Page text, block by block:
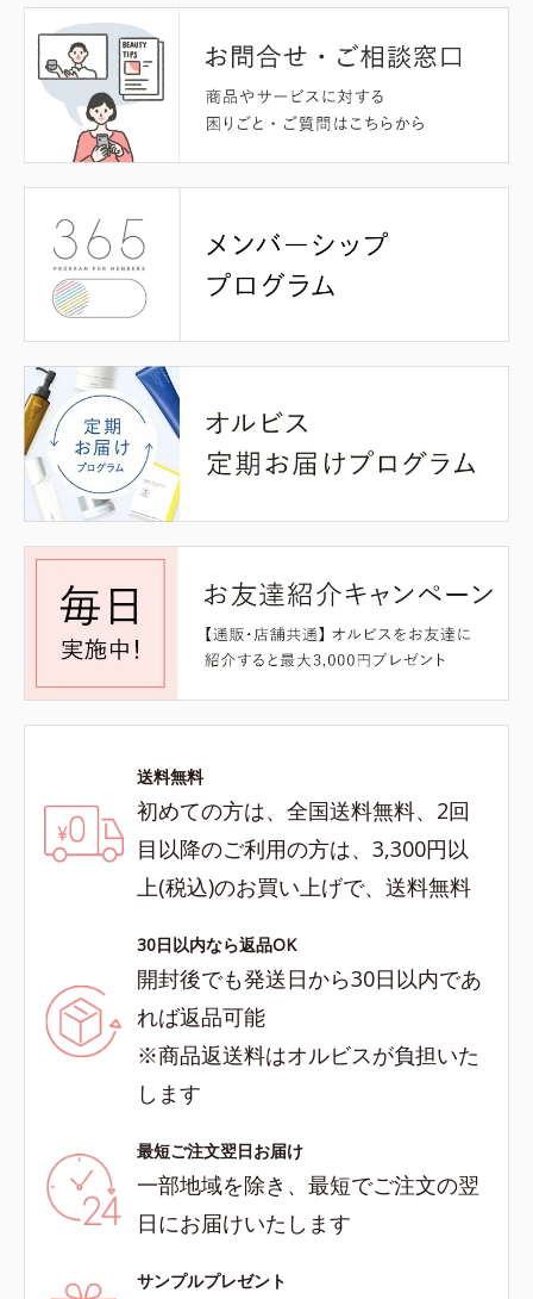
送料無料
初めての方は、全国送料無料、2回
目以降のご利用の方は、3,300円以
上(税込)のお買い上げで、送料無料
30日以内なら返品OK
開封後でも発送日から30日以内であ
れば返品可能
※商品返送料はオルビスが負担いた
します
最短ご注文翌日お届け
一部地域を除き、最短でご注文の翌
日にお届けいたします
サンプルプレゼント